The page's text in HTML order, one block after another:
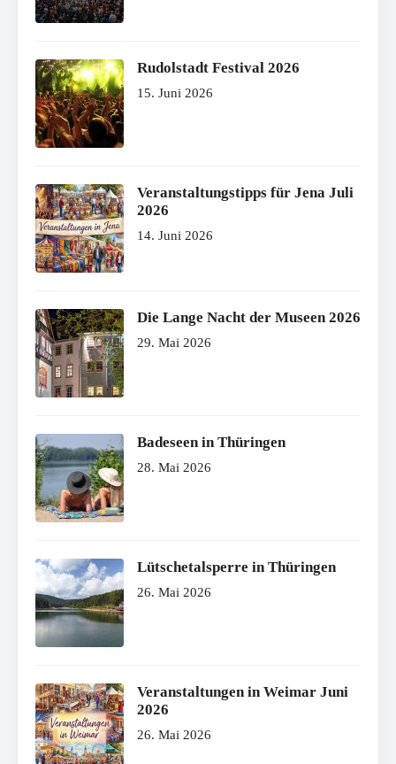
Rudolstadt Festival 2026
15. Juni 2026
Veranstaltungstipps für Jena Juli
2026
14. Juni 2026
Die Lange Nacht der Museen 2026
29. Mai 2026
Badeseen in Thüringen
28. Mai 2026
Lütschetalsperre in Thüringen
26. Mai 2026
Veranstaltungen in Weimar Juni
2026
26. Mai 2026